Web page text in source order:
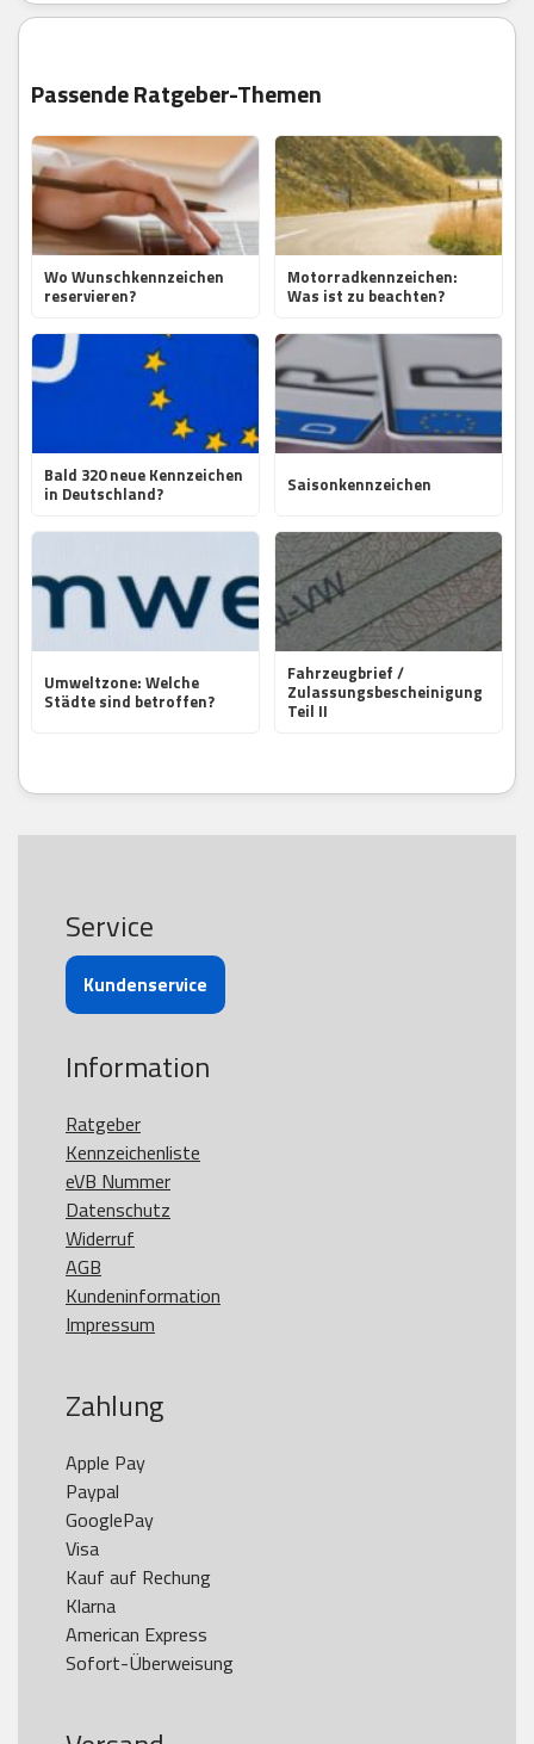
Passende Ratgeber-Themen
Wo Wunschkennzeichen
reservieren?
Motorradkennzeichen:
Was ist zu beachten?
Bald 320 neue Kennzeichen
in Deutschland?
Saisonkennzeichen
Umweltzone: Welche
Städte sind betroffen?
Fahrzeugbrief /
Zulassungsbescheinigung
Teil II
Service
Kundenservice
Information
Ratgeber
Kennzeichenliste
eVB Nummer
Datenschutz
Widerruf
AGB
Kundeninformation
Impressum
Zahlung
Apple Pay
Paypal
GooglePay
Visa
Kauf auf Rechung
Klarna
American Express